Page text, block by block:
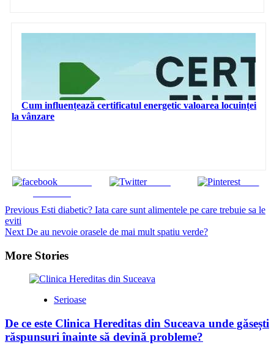
Cum influențează certificatul energetic valoarea locuinței
la vânzare
Tweet Save
Continue
Reading
Previous Esti diabetic? Iata care sunt alimentele pe care trebuie sa le
eviti
Next De au nevoie orasele de mai mult spatiu verde?
More Stories
Serioase
De ce este Clinica Hereditas din Suceava unde găsești
răspunsuri înainte să devină probleme?